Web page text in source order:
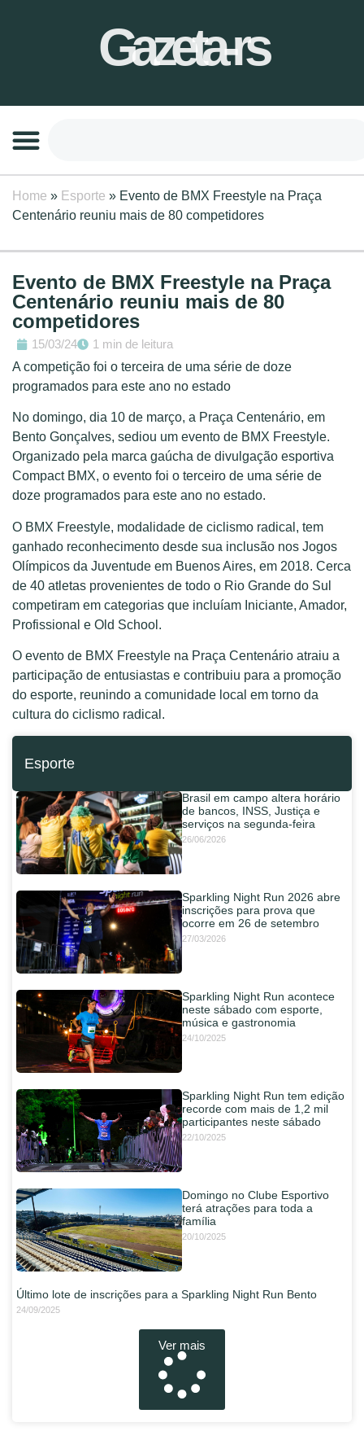
Gazeta-rs
Home » Esporte » Evento de BMX Freestyle na Praça
Centenário reuniu mais de 80 competidores
Evento de BMX Freestyle na Praça
Centenário reuniu mais de 80
competidores
15/03/24
1 min de leitura
A competição foi o terceira de uma série de doze
programados para este ano no estado
No domingo, dia 10 de março, a Praça Centenário, em
Bento Gonçalves, sediou um evento de BMX Freestyle.
Organizado pela marca gaúcha de divulgação esportiva
Compact BMX, o evento foi o terceiro de uma série de
doze programados para este ano no estado.
O BMX Freestyle, modalidade de ciclismo radical, tem
ganhado reconhecimento desde sua inclusão nos Jogos
Olímpicos da Juventude em Buenos Aires, em 2018. Cerca
de 40 atletas provenientes de todo o Rio Grande do Sul
competiram em categorias que incluíam Iniciante, Amador,
Profissional e Old School.
O evento de BMX Freestyle na Praça Centenário atraiu a
participação de entusiastas e contribuiu para a promoção
do esporte, reunindo a comunidade local em torno da
cultura do ciclismo radical.
Esporte
Brasil em campo altera horário
de bancos, INSS, Justiça e
serviços na segunda-feira
26/06/2026
Sparkling Night Run 2026 abre
inscrições para prova que
ocorre em 26 de setembro
27/03/2026
Sparkling Night Run acontece
neste sábado com esporte,
música e gastronomia
24/10/2025
Sparkling Night Run tem edição
recorde com mais de 1,2 mil
participantes neste sábado
22/10/2025
Domingo no Clube Esportivo
terá atrações para toda a
família
20/10/2025
Último lote de inscrições para a Sparkling Night Run Bento
24/09/2025
Ver mais